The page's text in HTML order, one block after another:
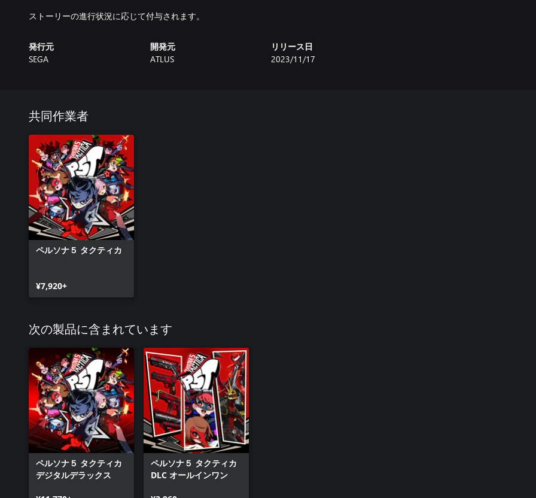
ストーリーの進行状況に応じて付与されます。
発行元
SEGA
開発元
ATLUS
リリース日
2023/11/17
共同作業者
ペルソナ５ タクティカ
¥7,920+
次の製品に含まれています
ペルソナ５ タクティカ
デジタルデラックス
ペルソナ５ タクティカ
DLC オールインワン